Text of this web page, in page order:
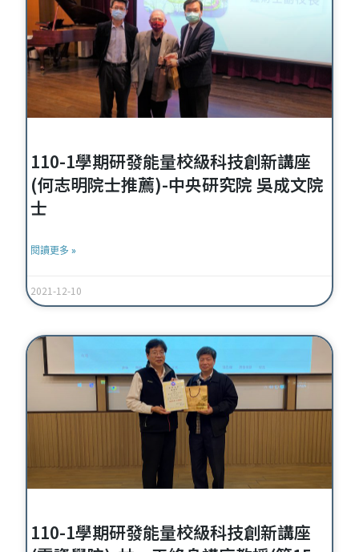
110-1學期研發能量校級科技創新講座
(何志明院士推薦)-中央研究院 吳成文院
士
閱讀更多 »
2021-12-10
110-1學期研發能量校級科技創新講座